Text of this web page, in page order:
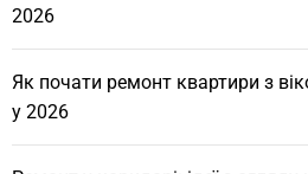
2026
Як почати ремонт квартири з
у 2026